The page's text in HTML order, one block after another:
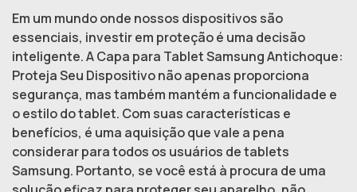
Em um mundo onde nossos dispositivos são
essenciais, investir em proteção é uma decisão
inteligente. A Capa para Tablet Samsung Antichoque:
Proteja Seu Dispositivo não apenas proporciona
segurança, mas também mantém a funcionalidade e
o estilo do tablet. Com suas características e
benefícios, é uma aquisição que vale a pena
considerar para todos os usuários de tablets
Samsung. Portanto, se você está à procura de uma